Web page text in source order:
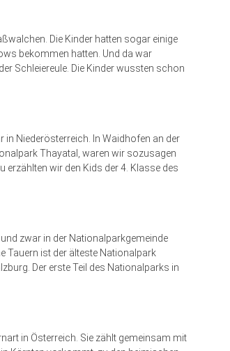
Die Kinder hatten sogar einige
bekommen hatten. Und da war
Schleiereule. Die Kinder wussten schon
Niederösterreich. In Waidhofen an der
Thayatal, waren wir sozusagen
wir den Kids der 4. Klasse des
zwar in der Nationalparkgemeinde
Tauern ist der älteste Nationalpark
Der erste Teil des Nationalparks in
in Österreich. Sie zählt gemeinsam mit